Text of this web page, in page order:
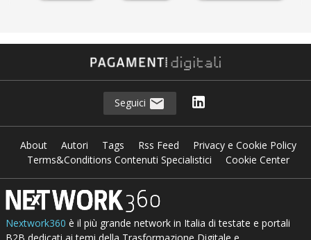
Seguici
About Autori Tags Rss Feed
Privacy e Cookie Policy
Terms&Conditions Contenuti Specialistici
Cookie Center
Nextwork360 è il più grande network in Italia di testate e portali